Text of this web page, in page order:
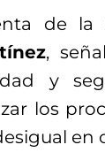
de la
,
y
los
en